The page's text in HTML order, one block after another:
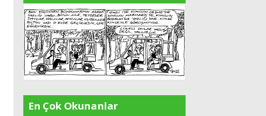
En Çok Okunanlar